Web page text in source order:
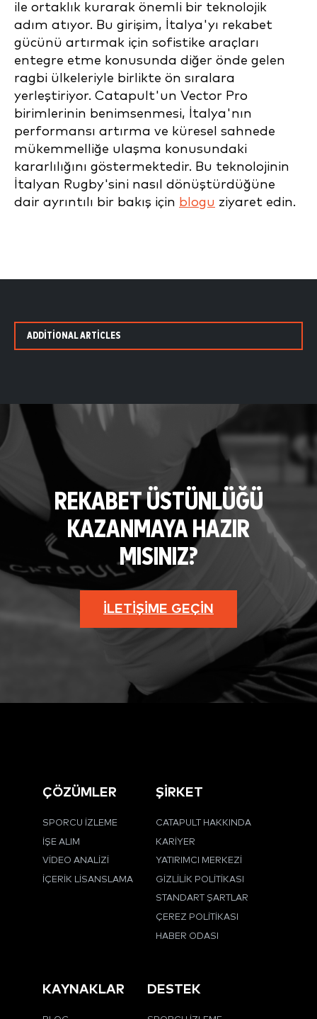
ile ortaklık kurarak önemli bir teknolojik
adım atıyor. Bu girişim, İtalya'yı rekabet
gücünü artırmak için sofistike araçları
entegre etme konusunda diğer önde gelen
ragbi ülkeleriyle birlikte ön sıralara
yerleştiriyor. Catapult'un Vector Pro
birimlerinin benimsenmesi, İtalya'nın
performansı artırma ve küresel sahnede
mükemmelliğe ulaşma konusundaki
kararlılığını göstermektedir. Bu teknolojinin
İtalyan Rugby'sini nasıl dönüştürdüğüne
dair ayrıntılı bir bakış için blogu ziyaret edin.
ADDITIONAL ARTICLES
REKABET ÜSTÜNLÜĞÜ
KAZANMAYA HAZIR
MISINIZ?
İLETIŞIME GEÇIN
ÇÖZÜMLER
SPORCU İZLEME
İŞE ALIM
VIDEO ANALIZI
İÇERIK LISANSLAMA
ŞİRKET
CATAPULT HAKKINDA
KARIYER
YATIRIMCI MERKEZI
GIZLILIK POLITIKASI
STANDART ŞARTLAR
ÇEREZ POLITIKASI
HABER ODASI
KAYNAKLAR DESTEK